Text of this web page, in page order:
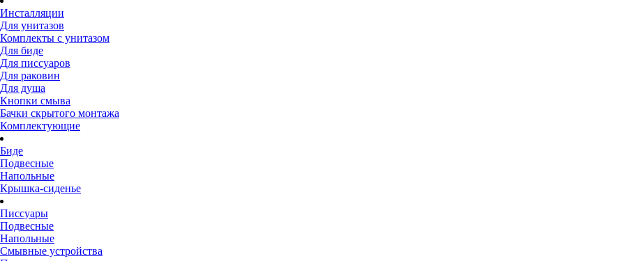
Инсталляции
Для унитазов
Комплекты с унитазом
Для биде
Для писсуаров
Для раковин
Для душа
Кнопки смыва
Бачки скрытого монтажа
Комплектующие
Биде
Подвесные
Напольные
Крышка-сиденье
Писсуары
Подвесные
Напольные
Смывные устройства